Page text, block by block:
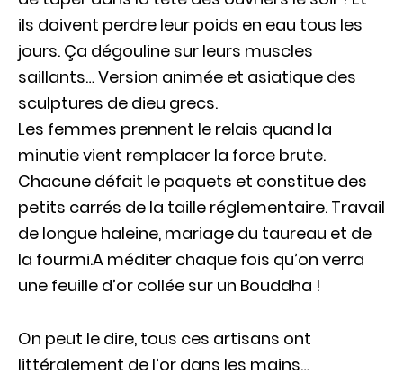
ils doivent perdre leur poids en eau tous les
jours. Ça dégouline sur leurs muscles
saillants… Version animée et asiatique des
sculptures de dieu grecs.
Les femmes prennent le relais quand la
minutie vient remplacer la force brute.
Chacune défait le paquets et constitue des
petits carrés de la taille réglementaire. Travail
de longue haleine, mariage du taureau et de
la fourmi.A méditer chaque fois qu’on verra
une feuille d’or collée sur un Bouddha !
On peut le dire, tous ces artisans ont
littéralement de l’or dans les mains…